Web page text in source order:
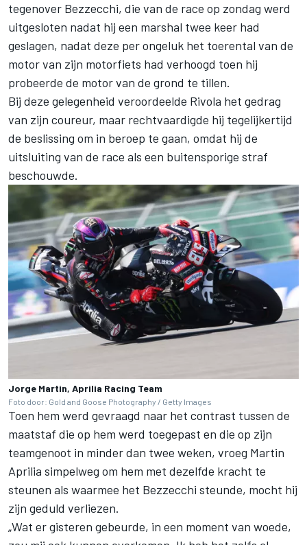
tegenover Bezzecchi, die van de race op zondag werd
uitgesloten nadat hij een marshal twee keer had
geslagen, nadat deze per ongeluk het toerental van de
motor van zijn motorfiets had verhoogd toen hij
probeerde de motor van de grond te tillen.
Bij deze gelegenheid veroordeelde Rivola het gedrag
van zijn coureur, maar rechtvaardigde hij tegelijkertijd
de beslissing om in beroep te gaan, omdat hij de
uitsluiting van de race als een buitensporige straf
beschouwde.
Jorge Martin, Aprilia Racing Team
Foto door: Gold and Goose Photography / Getty Images
Toen hem werd gevraagd naar het contrast tussen de
maatstaf die op hem werd toegepast en die op zijn
teamgenoot in minder dan twee weken, vroeg Martin
Aprilia simpelweg om hem met dezelfde kracht te
steunen als waarmee het Bezzecchi steunde, mocht hij
zijn geduld verliezen.
„Wat er gisteren gebeurde, in een moment van woede,